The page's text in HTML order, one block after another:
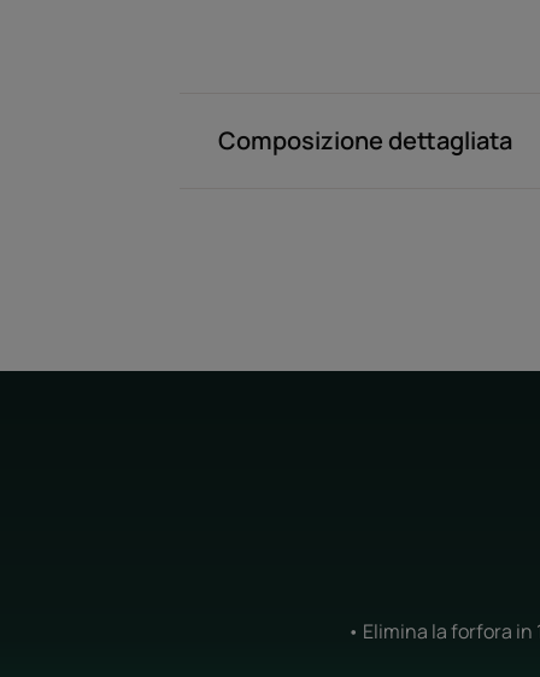
Composizione dettagliata
• Elimina la forfora in